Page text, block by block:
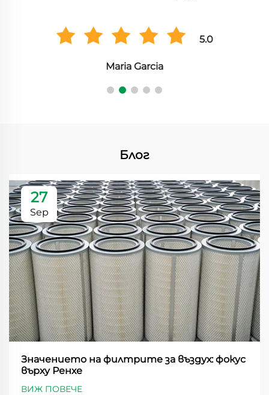
5.0
Maria Garcia
Блог
27
Sep
Значението на филтрите за въздух: фокус
върху Ренхе
ВИЖ ПОВЕЧЕ